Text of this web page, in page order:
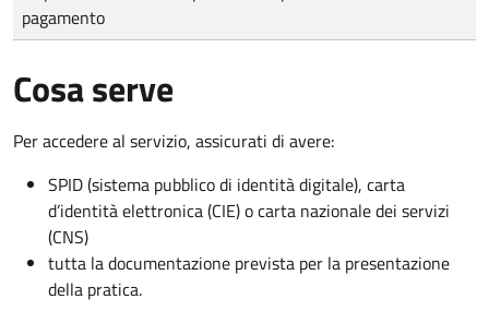
pagamento
Cosa serve
Per accedere al servizio, assicurati di avere:
SPID (sistema pubblico di identità digitale), carta
d’identità elettronica (CIE) o carta nazionale dei servizi
(CNS)
tutta la documentazione prevista per la presentazione
della pratica.